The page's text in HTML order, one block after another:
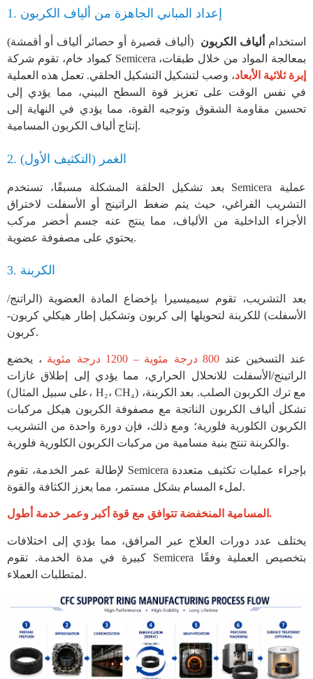
استخدام ألياف الكربون
(ألياف قصيرة أو حصائر ألياف أو أقمشة)
كمواد خام، تقوم شركة Semicera بمعالجة المواد من خلال طبقات،
إبرة ثلاثية الأبعاد، وصب لتشكيل التشكيل الحلقي. تعمل هذه العملية
في نفس الوقت على تعزيز قوة السطح البيني، مما يؤدي إلى
تحسين مقاومة الشقوق وتوجيه القوة، مما يؤدي في النهاية إلى
إنتاج ألياف الكربون المسامية.
بعد تشكيل الحلقة المشكلة مسبقًا، تستخدم Semicera عملية
التشريب الفراغي، حيث يتم ضغط الراتينج أو الأسفلت لاختراق
الأجزاء الداخلية من الألياف، مما ينتج عنه جسم أخضر مركب
يحتوي على مصفوفة عضوية.
بعد التشريب، تقوم سيميسيرا بإخضاع المادة العضوية (الراتنج/
الأسفلت) للكربنة لتحويلها إلى كربون وتشكيل إطار هيكلي كربون-
كربون.
عند التسخين عند 800 درجة مئوية – 1200 درجة مئوية
، يخضع
الراتينج/الأسفلت للانحلال الحراري، مما يؤدي إلى إطلاق غازات
(على سبيل المثال، H₂، CH₄) مع ترك الكربون الصلب. بعد الكربنة،
تشكل ألياف الكربون الناتجة مع مصفوفة الكربون هيكل مركبات
الكربون الكلورية فلورية؛ ومع ذلك، فإن دورة واحدة من التشريب
والكربنة تنتج بنية مسامية من مركبات الكربون الكلورية فلورية.
لإطالة عمر الخدمة، تقوم Semicera بإجراء عمليات تكثيف متعددة
لملء المسام بشكل مستمر، مما يعزز الكثافة والقوة.
المسامية المنخفضة تتوافق مع قوة أكبر وعمر خدمة أطول.
يختلف عدد دورات العلاج عبر المرافق، مما يؤدي إلى اختلافات
كبيرة في مدة الخدمة. تقوم Semicera بتخصيص العملية وفقًا
لمتطلبات العملاء.